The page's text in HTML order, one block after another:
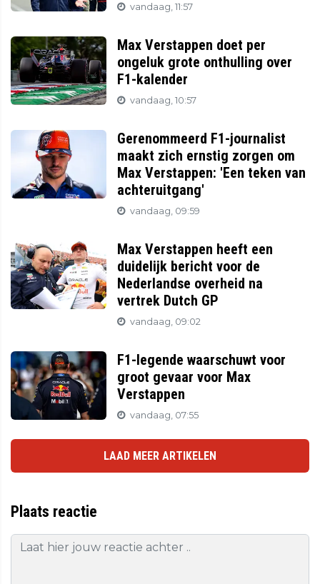
vandaag, 11:57
Max Verstappen doet per
ongeluk grote onthulling over
F1-kalender
vandaag, 10:57
Gerenommeerd F1-journalist
maakt zich ernstig zorgen om
Max Verstappen: 'Een teken van
achteruitgang'
vandaag, 09:59
Max Verstappen heeft een
duidelijk bericht voor de
Nederlandse overheid na
vertrek Dutch GP
vandaag, 09:02
F1-legende waarschuwt voor
groot gevaar voor Max
Verstappen
vandaag, 07:55
LAAD MEER ARTIKELEN
Plaats reactie